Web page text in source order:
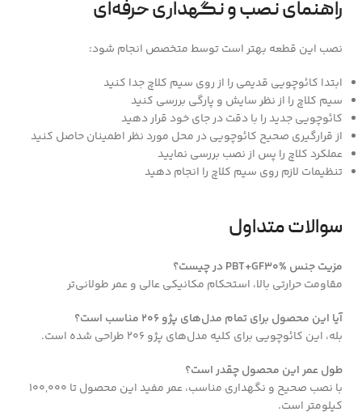
راهنمای نصب و نگهداری حرفه‌ای
نصب این قطعه بهتر است توسط متخصص انجام شود:
ابتدا کائوچویی قدیمی را از روی سیم کلاچ جدا کنید
سیم کلاچ را از نظر سایش و پارگی بررسی کنید
کائوچویی جدید را با دقت در جای خود قرار دهید
از قرارگیری صحیح کائوچویی در محل مورد نظر اطمینان حاصل کنید
عملکرد کلاچ را پس از نصب بررسی نمایید
تنظیمات لازم روی سیم کلاچ را انجام دهید
سوالات متداول
مزیت جنس PBT+GF30% در چیست؟
مقاومت حرارتی بالا، استحکام مکانیکی عالی و عمر طولانی‌تر
آیا این محصول برای تمام مدل‌های پژو 206 مناسب است؟
بله، این کائوچویی برای کلیه مدل‌های پژو 206 طراحی شده است.
طول عمر این محصول چقدر است؟
با نصب صحیح و نگهداری مناسب، عمر مفید این محصول تا ۱۰۰,۰۰۰
کیلومتر است.